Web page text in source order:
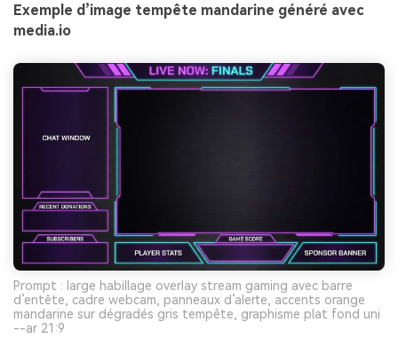
Exemple d’image tempête mandarine généré avec
media.io
Prompt : large habillage overlay stream gaming avec barre
d’entête, cadre webcam, panneaux d’alerte, accents orange
mandarine sur dégradés gris tempête, graphisme plat fond uni
--ar 21:9